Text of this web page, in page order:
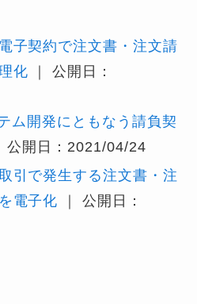
子契約で注文書・注文請
化 ｜ 公開日：
ム開発にともなう請負契
公開日：2021/04/24
引で発生する注文書・注
電子化 ｜ 公開日：